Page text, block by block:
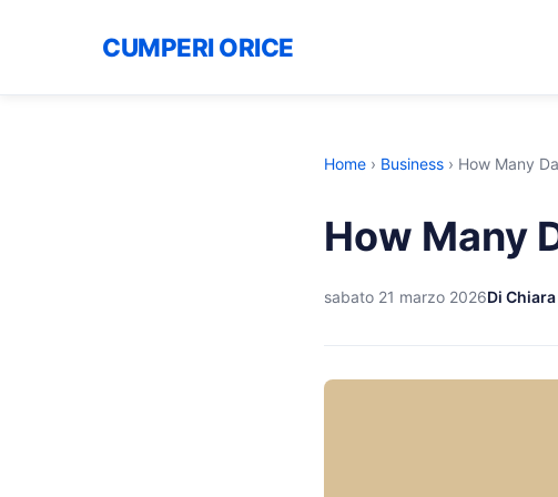
CUMPERI ORICE
Home › Business › How Many
How Many
sabato 21 marzo 2026Di